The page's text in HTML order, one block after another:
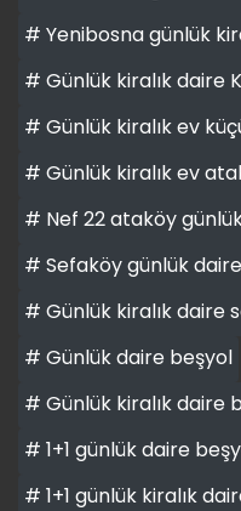
# Yenibosna günlük
# Günlük kiralık daire
# Günlük kiralık ev
# Günlük kiralık ev
# Nef 22 ataköy
# Sefaköy günlük daire
# Günlük kiralık daire
# Günlük daire beşyol
# Günlük kiralık daire
# 1+1 günlük daire
# 1+1 günlük kiralık